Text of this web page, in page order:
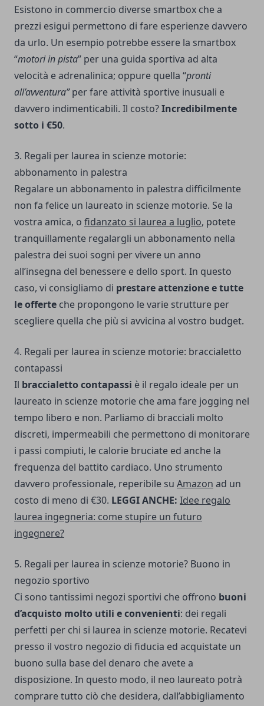
Esistono in commercio diverse smartbox che a
prezzi esigui permettono di fare esperienze davvero
da urlo. Un esempio potrebbe essere la smartbox
“motori in pista” per una guida sportiva ad alta
velocità e adrenalinica; oppure quella “pronti
all’avventura”per fare attività sportive inusuali e
davvero indimenticabili. Il costo?Incredibilmente
sotto i €50.
3. Regali per laurea in scienze motorie:
abbonamento in palestra
Regalare un abbonamento in palestra difficilmente
non fa felice un laureato in scienze motorie. Se la
vostra amica, o fidanzato si laurea a luglio, potete
tranquillamente regalargli un abbonamento nella
palestra dei suoi sogni per vivere un anno
all’insegna del benessere e dello sport. In questo
caso, vi consigliamo di prestare attenzione e tutte
le offerte che propongono le varie strutture per
scegliere quella che più si avvicina al vostro budget.
4. Regali per laurea in scienze motorie: braccialetto
contapassi
Il braccialetto contapassi è il regalo ideale per un
laureato in scienze motorie che ama fare jogging nel
tempo libero e non. Parliamo di bracciali molto
discreti, impermeabili che permettono di monitorare
i passi compiuti, le calorie bruciate ed anche la
frequenza del battito cardiaco. Uno strumento
davvero professionale, reperibile su Amazon ad un
costo di meno di €30. LEGGI ANCHE: Idee regalo
laurea ingegneria: come stupire un futuro
ingegnere?
5. Regali per laurea in scienze motorie? Buono in
negozio sportivo
Ci sono tantissimi negozi sportivi che offrono buoni
d’acquisto molto utili e convenienti: dei regali
perfetti per chi si laurea in scienze motorie. Recatevi
presso il vostro negozio di fiducia ed acquistate un
buono sulla base del denaro che avete a
disposizione. In questo modo, il neo laureato potrà
comprare tutto ciò che desidera, dall’abbigliamento